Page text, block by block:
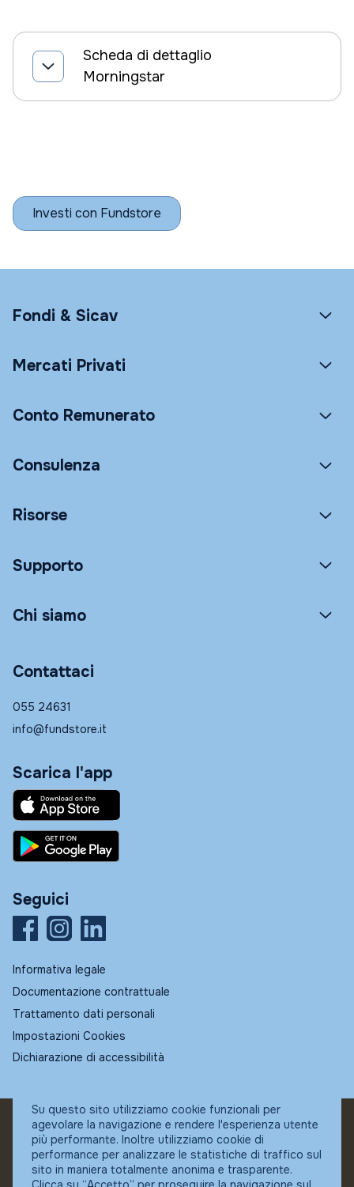
Scheda di dettaglio
Morningstar
Investi con Fundstore
Fondi & Sicav
Mercati Privati
Conto Remunerato
Consulenza
Risorse
Supporto
Chi siamo
Contattaci
055 24631
info@fundstore.it
Scarica l'app
Seguici
Informativa legale
Documentazione contrattuale
Trattamento dati personali
Impostazioni Cookies
Dichiarazione di accessibilità
© Fundstore
Collocatore autorizzato:
Banca Ifigest SpA
P.Iva: 04337180485
Su questo sito utilizziamo cookie funzionali per
agevolare la navigazione e rendere l'esperienza utente
più performante. Inoltre utilizziamo cookie di
performance per analizzare le statistiche di traffico sul
sito in maniera totalmente anonima e trasparente.